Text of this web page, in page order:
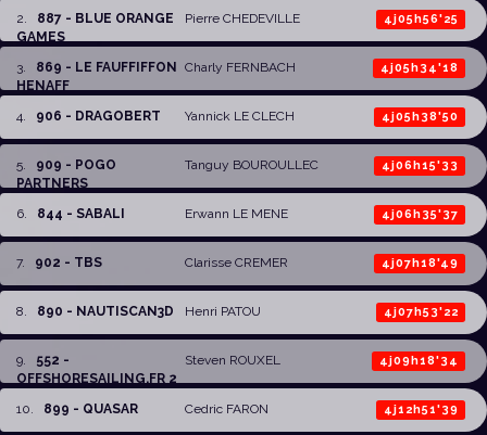
2. 887 - BLUE ORANGE
GAMES
Pierre CHEDEVILLE 4j05h56'25
3. 869 - LE FAUFFIFFON
HENAFF
Charly FERNBACH 4j05h34'18
4. 906 - DRAGOBERT Yannick LE CLECH 4j05h38'50
5. 909 - POGO
PARTNERS
Tanguy BOUROULLEC 4j06h15'33
6. 844 - SABALI Erwann LE MENE 4j06h35'37
7. 902 - TBS Clarisse CREMER 4j07h18'49
8. 890 - NAUTISCAN3D Henri PATOU 4j07h53'22
9. 552 -
OFFSHORESAILING.FR 2
Steven ROUXEL 4j09h18'34
10. 899 - QUASAR Cedric FARON 4j12h51'39